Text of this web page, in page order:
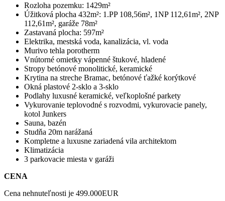
Rozloha pozemku: 1429m²
Úžitková plocha 432m²: 1.PP 108,56m², 1NP 112,61m², 2NP
112,61m², garáže 78m²
Zastavaná plocha: 597m²
Elektrika, mestská voda, kanalizácia, vl. voda
Murivo tehla porotherm
Vnútorné omietky vápenné štukové, hladené
Stropy betónové monolitické, keramické
Krytina na streche Bramac, betónové ťažké korýtkové
Okná plastové 2-sklo a 3-sklo
Podlahy luxusné keramické, veľkoplošné parkety
Vykurovanie teplovodné s rozvodmi, vykurovacie panely,
kotol Junkers
Sauna, bazén
Studňa 20m narážaná
Kompletne a luxusne zariadená vila architektom
Klimatizácia
3 parkovacie miesta v garáži
CENA
Cena nehnuteľnosti je 499.000EUR